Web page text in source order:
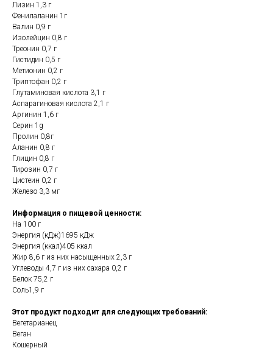
Лизин 1,3 г
Фенилаланин 1г
Валин 0,9 г
Изолейцин 0,8 г
Треонин 0,7 г
Гистидин 0,5 г
Метионин 0,2 г
Триптофан 0,2 г
Глутаминовая кислота 3,1 г
Аспарагиновая кислота 2,1 г
Аргинин 1,6 г
Серин 1g
Пролин 0,8г
Аланин 0,8 г
Глицин 0,8 г
Тирозин 0,7 г
Цистеин 0,2 г
Железо 3,3 мг
Информация о пищевой ценности:
На 100 г
Энергия (кДж)1695 кДж
Энергия (ккал)405 ккал
Жир 8,6 г из них насыщенных 2,3 г
Углеводы 4,7 г из них сахара 0,2 г
Белок 75,2 г
Соль1,9 г
Этот продукт подходит для следующих требований:
Вегетарианец
Веган
Кошерный